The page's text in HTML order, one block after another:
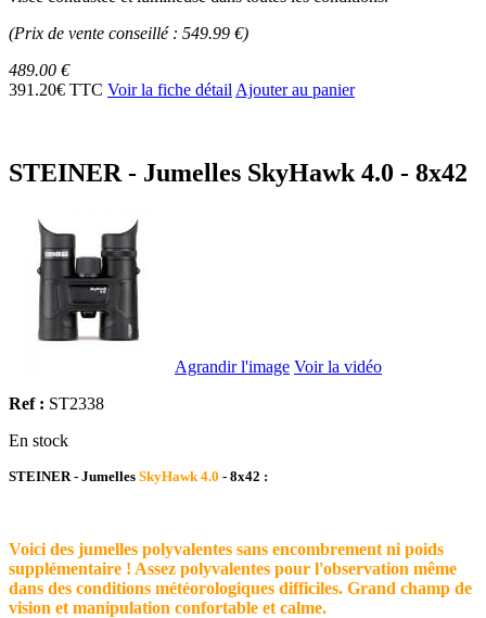
(Prix de vente conseillé : 549.99 €)
489.00 €
391.20€ TTC Voir la fiche détail Ajouter au panier
STEINER - Jumelles SkyHawk 4.0 - 8x42
Agrandir l'image Voir la vidéo
Ref : ST2338
En stock
STEINER - Jumelles SkyHawk 4.0 - 8x42 :
Voici des jumelles polyvalentes sans encombrement ni poids
supplémentaire ! Assez polyvalentes pour l'observation même
dans des conditions météorologiques difficiles. Grand champ de
vision et manipulation confortable et calme.